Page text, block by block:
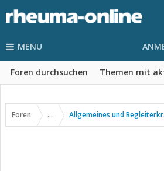
MENU
Foren durchsuchen Themen mit
Foren ... Allgemeines und